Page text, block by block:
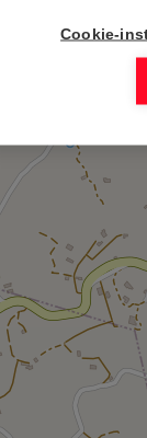
Cookie-